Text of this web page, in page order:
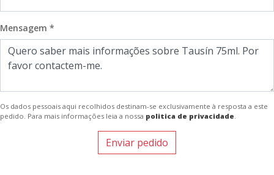
Mensagem *
Os dados pessoais aqui recolhidos destinam-se exclusivamente à resposta a este
pedido. Para mais informações leia a nossa politica de privacidade.
Enviar pedido